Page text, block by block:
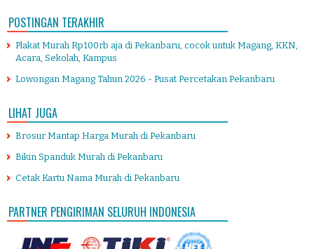
POSTINGAN TERAKHIR
Plakat Murah Rp100rb aja di Pekanbaru, cocok untuk Magang, KKN,
Acara, Sekolah, Kampus
Lowongan Magang Tahun 2026 - Pusat Percetakan Pekanbaru
LIHAT JUGA
Brosur Mantap Harga Murah di Pekanbaru
Bikin Spanduk Murah di Pekanbaru
Cetak Kartu Nama Murah di Pekanbaru
PARTNER PENGIRIMAN SELURUH INDONESIA